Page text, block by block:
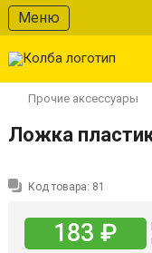
Меню
Прочие аксессуары
Ложка
Код товара: 81
183 ₽